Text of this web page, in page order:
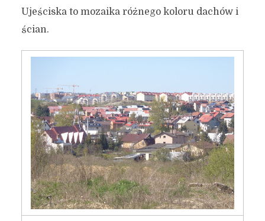
Ujeściska to mozaika różnego koloru dachów i
ścian.